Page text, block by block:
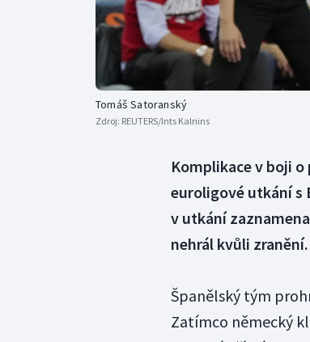
Tomáš Satoranský
Zdroj: REUTERS/Ints Kalnins
Komplikace v boji
euroligové utkání s
v utkání
nehrál kvůli zranění.
Španělský tým
Zatímco německý